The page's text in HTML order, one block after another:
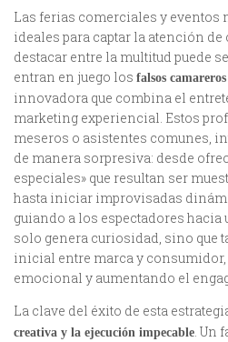
Las ferias comerciales y eventos
ideales para captar la atención
destacar entre la multitud puede
entran en juego los falsos
innovadora que combina el
marketing experiencial. Estos
meseros o asistentes comunes,
de manera sorpresiva: desde
especiales» que resultan ser
hasta iniciar improvisadas
guiando a los espectadores hacia
solo genera curiosidad, sino que
inicial entre marca y
emocional y aumentando el
La clave del éxito de esta
creativa y la ejecución impecable. Un